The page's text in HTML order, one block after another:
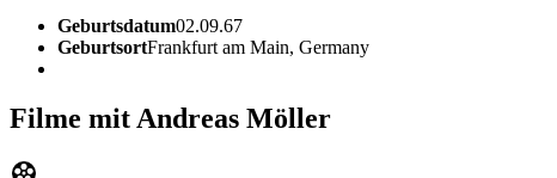
Geburtsdatum02.09.67
GeburtsortFrankfurt am Main, Germany
Filme mit Andreas Möller